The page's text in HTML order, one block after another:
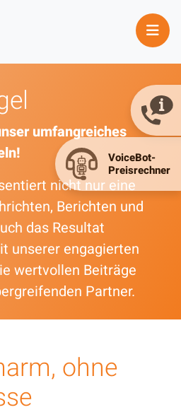
umfangreiches
nicht nur eine
Berichten und
das Resultat
unserer engagierten
wertvollen Beiträge
Partner.
ohne